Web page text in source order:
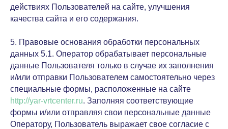
действиях Пользователей на сайте, улучшения
качества сайта и его содержания.
5. Правовые основания обработки персональных
данных 5.1. Оператор обрабатывает персональные
данные Пользователя только в случае их заполнения
и/или отправки Пользователем самостоятельно через
специальные формы, расположенные на сайте
http://yar-vrtcenter.ru. Заполняя соответствующие
формы и/или отправляя свои персональные данные
Оператору, Пользователь выражает свое согласие с